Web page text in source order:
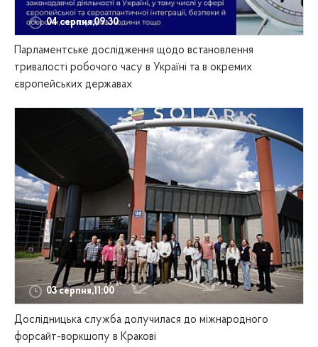
04 серпня,09:30
Парламентське дослідження щодо встановлення
тривалості робочого часу в Україні та в окремих
європейських державах
03 серпня,11:00
Дослідницька служба долучилася до міжнародного
форсайт-воркшопу в Кракові